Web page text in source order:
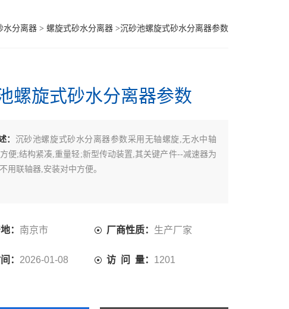
水分离器 > 螺旋式砂水分离器 >沉砂池螺旋式砂水分离器参数
螺旋式砂水分离器参数
： 沉砂池螺旋式砂水分离器参数采用无轴螺旋,无水中轴
便;结构紧凑,重量轻;新型传动装置,其关键产件--减速器为
用联轴器,安装对中方便。
： 南京市 厂商性质： 生产厂家
： 2026-01-08 访 问 量： 1201